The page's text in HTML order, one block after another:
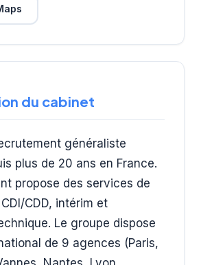
du cabinet
généraliste
plus de 20 ans en France.
propose des services de
CDD, intérim et
Le groupe dispose
de 9 agences (Paris,